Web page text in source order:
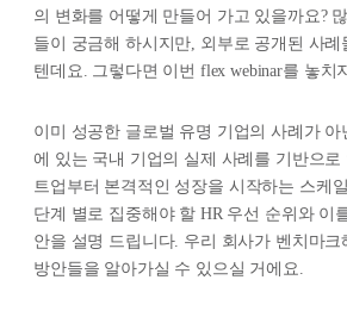
의 변화를 어떻게 만들어 가고 있을까요?
들이 궁금해 하시지만, 외부로 공개된 사
텐데요. 그렇다면 이번 flex webinar를 놓치
이미 성공한 글로벌 유명 기업의 사례가
에 있는 국내 기업의 실제 사례를 기반으
트업부터 본격적인 성장을 시작하는 스케
단계 별로 집중해야 할 HR 우선 순위와 이
안을 설명 드립니다. 우리 회사가 벤치마
방안들을 알아가실 수 있으실 거에요.